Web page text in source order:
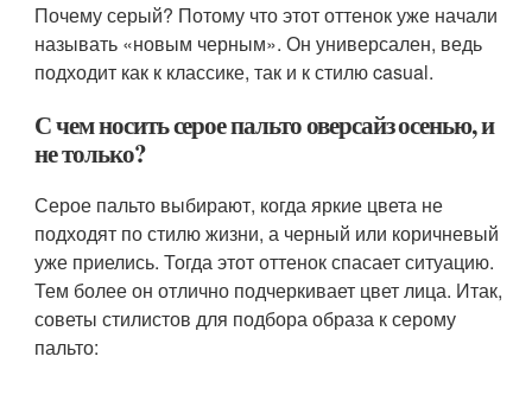
Почему серый? Потому что этот оттенок уже начали
называть «новым черным». Он универсален, ведь
подходит как к классике, так и к стилю casual.
С чем носить серое пальто оверсайз осенью, и
не только?
Серое пальто выбирают, когда яркие цвета не
подходят по стилю жизни, а черный или коричневый
уже приелись. Тогда этот оттенок спасает ситуацию.
Тем более он отлично подчеркивает цвет лица. Итак,
советы стилистов для подбора образа к серому
пальто: